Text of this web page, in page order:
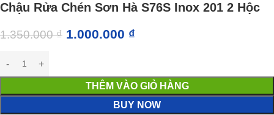
Chậu Rửa Chén Sơn Hà S76S Inox 201 2 Hộc
1.350.000₫ 1.000.000 ₫
THÊM VÀO GIỎ HÀNG
BUY NOW